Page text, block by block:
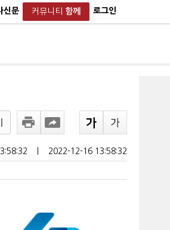
신문 커뮤니티 함께 로그인
2022-12-16 13:58:32